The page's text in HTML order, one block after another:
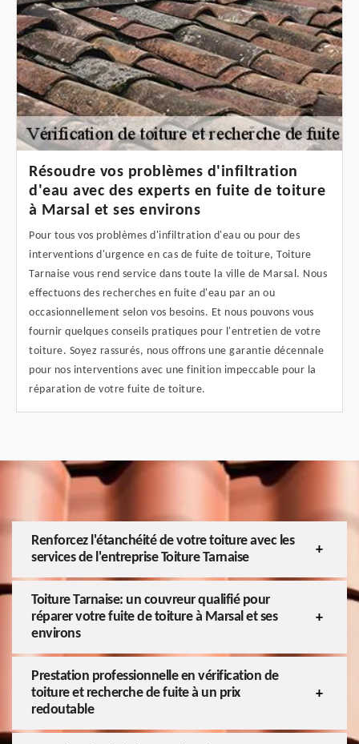
Résoudre vos problèmes d'infiltration
d'eau avec des experts en fuite de toiture
à Marsal et ses environs
Pour tous vos problèmes d'infiltration d'eau ou pour des
interventions d'urgence en cas de fuite de toiture, Toiture
Tarnaise vous rend service dans toute la ville de Marsal. Nous
effectuons des recherches en fuite d'eau par an ou
occasionnellement selon vos besoins. Et nous pouvons vous
fournir quelques conseils pratiques pour l'entretien de votre
toiture. Soyez rassurés, nous offrons une garantie décennale
pour nos interventions avec une finition impeccable pour la
réparation de votre fuite de toiture.
Renforcez l'étanchéité de votre toiture avec les
services de l'entreprise Toiture Tarnaise
Toiture Tarnaise: un couvreur qualifié pour
réparer votre fuite de toiture à Marsal et ses
environs
Prestation professionnelle en vérification de
toiture et recherche de fuite à un prix
redoutable